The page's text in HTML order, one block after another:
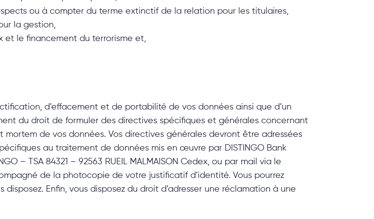
ou à compter du terme extinctif de la relation pour les titulaires,
la gestion,
et le financement du terrorisme et,
d’effacement et de portabilité de vos données ainsi que d’un
du droit de formuler des directives spécifiques et générales concernant
de vos données. Vos directives générales devront être adressées
au traitement de données mis en œuvre par DISTINGO Bank
– TSA 84321 – 92563 RUEIL MALMAISON Cedex, ou par mail via le
de la photocopie de votre justificatif d’identité. Vous pourrez
Enfin, vous disposez du droit d’adresser une réclamation à une